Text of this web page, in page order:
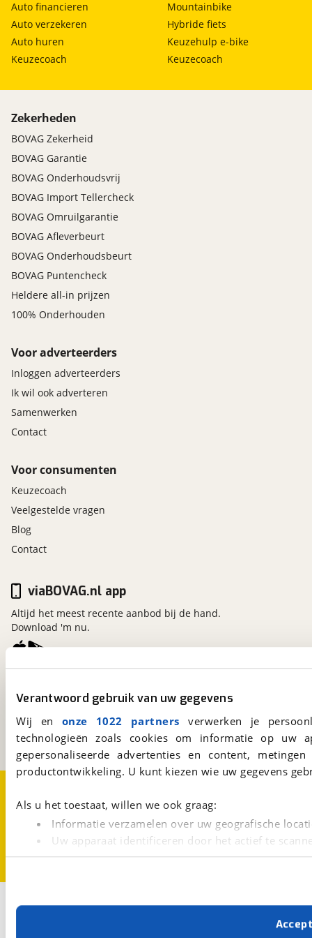
Verantwoord gebruik van uw gegevens
Wij en onze 1022 partners verwerken je
technologieën zoals cookies om informatie op
gepersonaliseerde advertenties en content,
productontwikkeling. U kunt kiezen wie uw gegevens
Als u het toestaat, willen we ook graag:
Informatie verzamelen over uw geografische
Uw apparaat identificeren door het actief te
Lees meer over hoe uw persoonlijke gegevens worden
Met cookies en vergelijkbare technieken zorgen we
cookies zorgen ervoor dat de website goed werkt.
Auto financieren
Auto verzekeren
Auto huren
Keuzecoach
Mountainbike
Hybride fiets
Keuzehulp e-bike
Keuzecoach
Zekerheden
BOVAG Zekerheid
BOVAG Garantie
BOVAG Onderhoudsvrij
BOVAG Import Tellercheck
BOVAG Omruilgarantie
BOVAG Afleverbeurt
BOVAG Onderhoudsbeurt
BOVAG Puntencheck
Heldere all-in prijzen
100% Onderhouden
Voor adverteerders
Inloggen adverteerders
Ik wil ook adverteren
Samenwerken
Contact
Voor consumenten
Keuzecoach
Veelgestelde vragen
Blog
Contact
Kosterijland15
Een initiatief van
BOVAG
viaBOVAG.nl app
Altijd het meest recente aanbod bij de hand.
Download 'm nu.
Cookievoorkeuren
Vacatures